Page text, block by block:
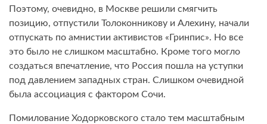
Поэтому, очевидно, в Москве решили смягчить
позицию, отпустили Толоконникову и Алехину, начали
отпускать по амнистии активистов «Гринпис». Но все
это было не слишком масштабно. Кроме того могло
создаться впечатление, что Россия пошла на уступки
под давлением западных стран. Слишком очевидной
была ассоциация с фактором Сочи.
Помилование Ходорковского стало тем масштабным